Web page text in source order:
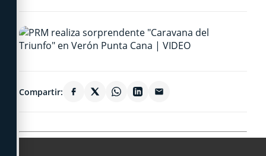
Compartir: